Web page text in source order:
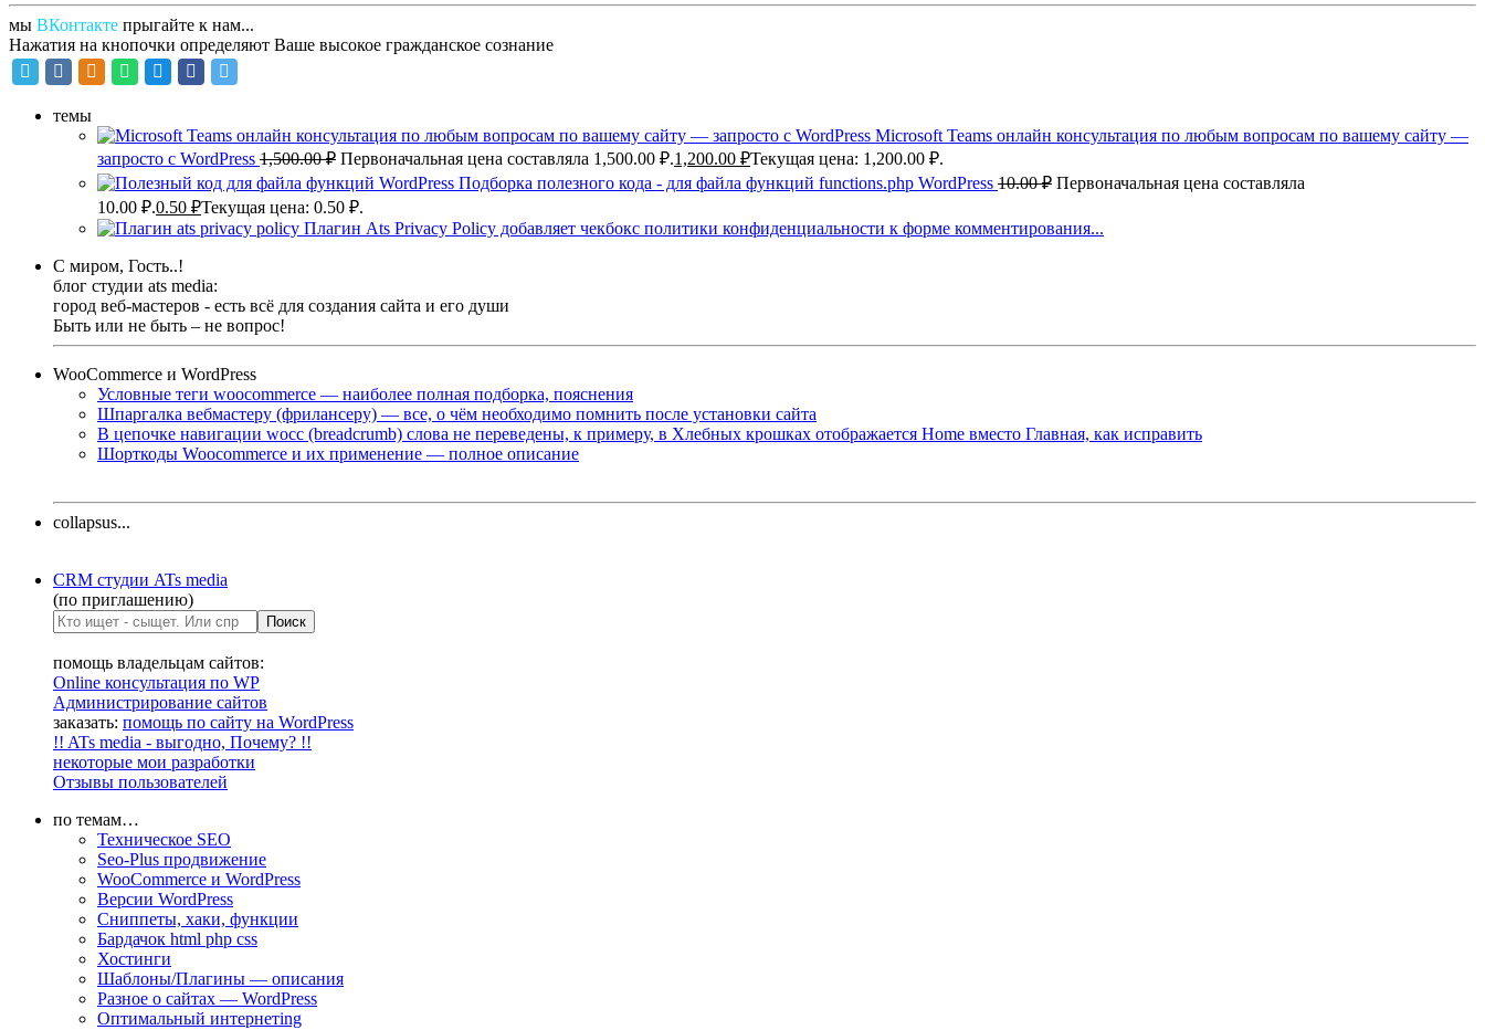
мы ВКонтакте прыгайте к нам...
Нажатия на кнопочки определяют Ваше высокое гражданское сознание
темы
Microsoft Teams онлайн консультация по любым вопросам по вашему сайту —
запросто с WordPress 1,500.00₽ Первоначальная цена составляла 1,500.00 ₽.1,200.00 ₽Текущая цена: 1,200.00 ₽.
Подборка полезного кода - для файла функций functions.php WordPress 10.00₽ Первоначальная цена составляла
10.00 ₽.0.50 ₽Текущая цена: 0.50 ₽.
Плагин Ats Privacy Policy добавляет чекбокс политики конфиденциальности к форме комментирования...
С миром, Гость..!
блог студии ats media:
город веб-мастеров - есть всё для создания сайта и его души
Быть или не быть – не вопрос!
WooCommerce и WordPress
Условные теги woocommerce — наиболее полная подборка, пояснения
Шпаргалка вебмастеру (фрилансеру) — все, о чём необходимо помнить после установки сайта
В цепочке навигации wocc (breadcrumb) слова не переведены, к примеру, в Хлебных крошках отображается Home вместо Главная, как исправить
Шорткоды Woocommerce и их применение — полное описание
collapsus...
CRM студии ATs media
(по приглашению)
помощь владельцам сайтов:
Online консультация по WP
Администрирование сайтов
заказать: помощь по сайту на WordPress
!! ATs media - выгодно, Почему? !!
некоторые мои разработки
Отзывы пользователей
по темам…
Техническое SEO
Seo-Plus продвижение
WooCommerce и WordPress
Версии WordPress
Сниппеты, хаки, функции
Бардачок html php css
Хостинги
Шаблоны/Плагины — описания
Разное о сайтах — WordPress
Оптимальный интернетing